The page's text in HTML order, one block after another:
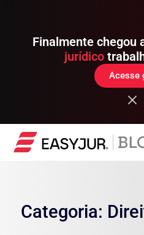
Finalmente chegou
jurídico
Acesse
Categoria: